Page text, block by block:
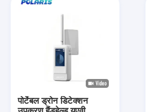
पोर्टेबल ड्रोन डिटेक्शन